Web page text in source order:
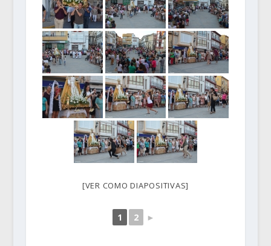
[VER COMO DIAPOSITIVAS]
1 2 ►